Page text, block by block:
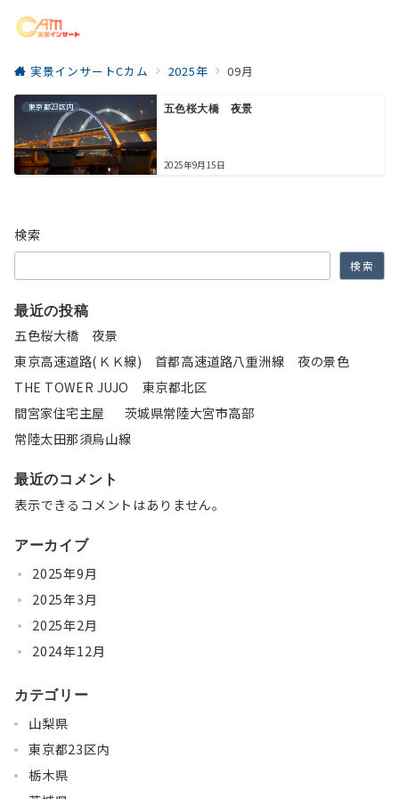
実景インサートCカム 2025年 09月
東京都23区内 五色桜大橋 夜景
2025年9月15日
検索
検索
最近の投稿
五色桜大橋 夜景
東京高速道路(ＫＫ線) 首都高速道路八重洲線 夜の景色
THE TOWER JUJO 東京都北区
間宮家住宅主屋 茨城県常陸大宮市高部
常陸太田那須烏山線
最近のコメント
表示できるコメントはありません。
アーカイブ
2025年9月
2025年3月
2025年2月
2024年12月
カテゴリー
山梨県
東京都23区内
栃木県